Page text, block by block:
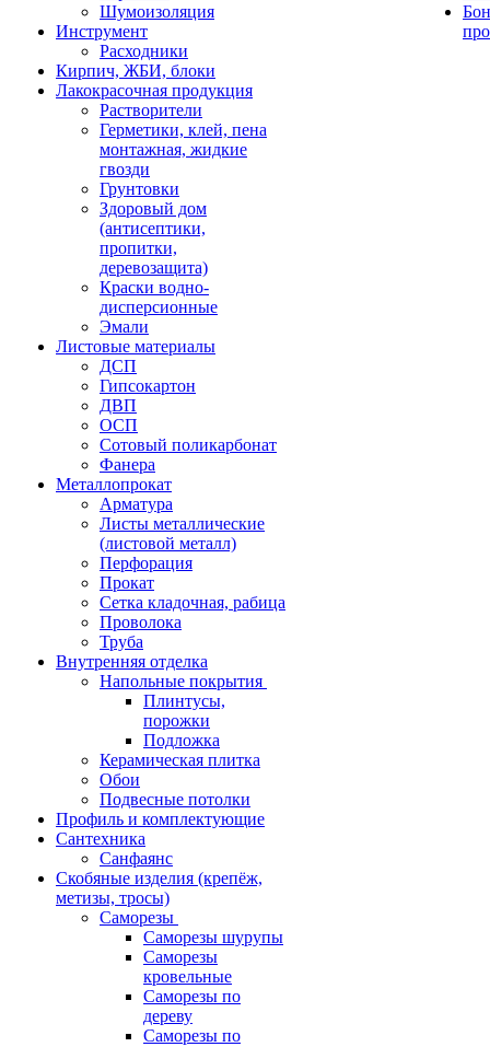
Шумоизоляция
Инструмент
Расходники
Кирпич, ЖБИ, блоки
Лакокрасочная продукция
Растворители
Герметики, клей, пена
монтажная, жидкие
гвозди
Грунтовки
Здоровый дом
(антисептики,
пропитки,
деревозащита)
Краски водно-
дисперсионные
Эмали
Листовые материалы
ДСП
Гипсокартон
ДВП
ОСП
Сотовый поликарбонат
Фанера
Металлопрокат
Арматура
Листы металлические
(листовой металл)
Перфорация
Прокат
Сетка кладочная, рабица
Проволока
Труба
Внутренняя отделка
Напольные покрытия
Плинтусы,
порожки
Подложка
Керамическая плитка
Обои
Подвесные потолки
Профиль и комплектующие
Сантехника
Санфаянс
Скобяные изделия (крепёж,
метизы, тросы)
Саморезы
Саморезы шурупы
Саморезы
кровельные
Саморезы по
дереву
Саморезы по